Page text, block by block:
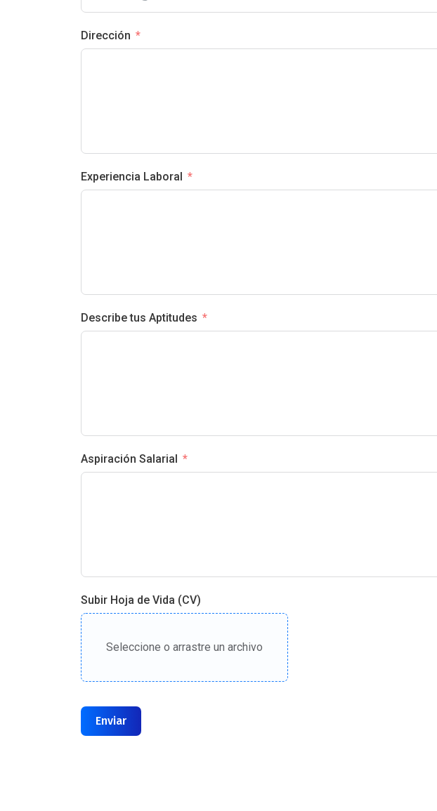
Dirección
Experiencia Laboral
Describe tus Aptitudes
Aspiración Salarial
Subir Hoja de Vida (CV)
Seleccione o arrastre un archivo
Enviar